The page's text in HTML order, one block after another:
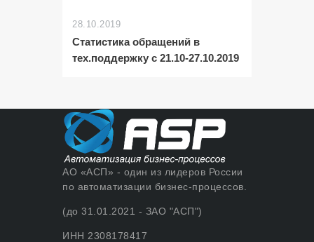
28.10.2019
Статистика обращений в
тех.поддержку с 21.10-27.10.2019
АО «АСП» - один из лидеров России
по автоматизации бизнес-процессов.
(до 31.01.2021 - ЗАО "АСП")
ИНН 2308178417